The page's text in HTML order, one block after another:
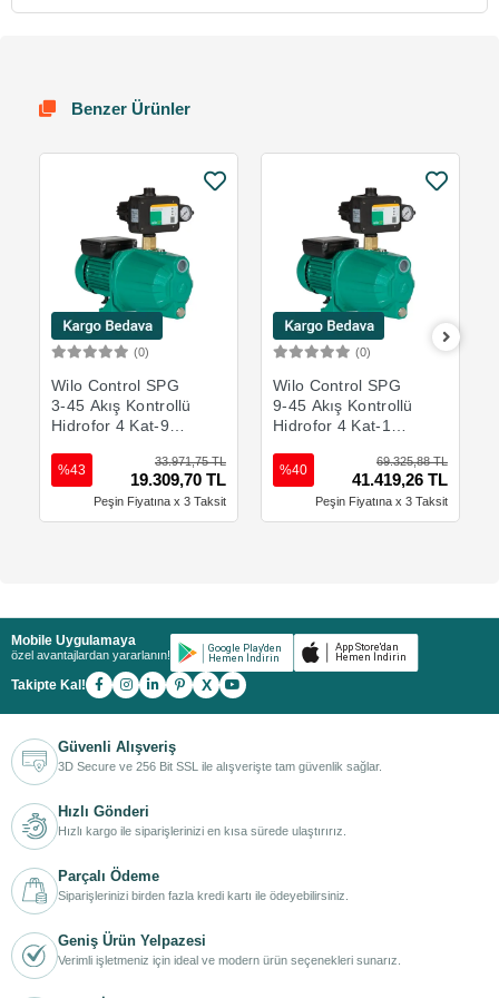
Benzer Ürünler
(0)
Wilo Control SPG
3-45 Akış Kontrollü
Hidrofor 4 Kat-9
33.971,75 TL
19.309,70 TL
%43
Peşin Fiyatına x 3 Taksit
(0)
Wilo Control SPG
9-45 Akış Kontrollü
Hidrofor 4 Kat-17
69.325,88 TL
41.419,26 TL
%40
Peşin Fiyatına x 3 Taksit
Mobile Uygulamaya
özel avantajlardan yararlanın!
Takipte Kal! X
Güvenli Alışveriş
3D Secure ve 256 Bit SSL ile alışverişte tam güvenlik sağlar.
Hızlı Gönderi
Hızlı kargo ile siparişlerinizi en kısa sürede ulaştırırız.
Parçalı Ödeme
Siparişlerinizi birden fazla kredi kartı ile ödeyebilirsiniz.
Geniş Ürün Yelpazesi
Verimli işletmeniz için ideal ve modern ürün seçenekleri sunarız.